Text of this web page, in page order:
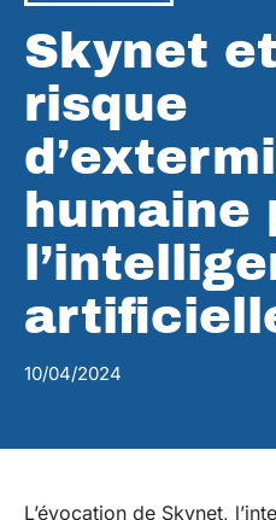
Skynet
risque
humaine
10/04/2024
L’évocation de Skynet,